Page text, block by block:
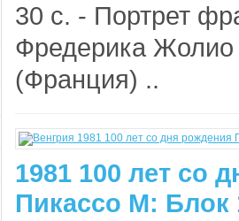
30 с. - Портрет
Фредерика
(Франция) ..
1981 100 лет со
Пикассо М: Блок